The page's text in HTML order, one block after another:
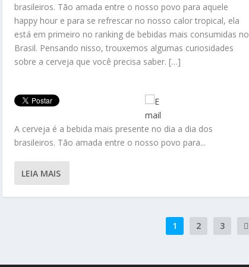
brasileiros. Tão amada entre o nosso povo para aquele
happy hour e para se refrescar no nosso calor tropical, ela
está em primeiro no ranking de bebidas mais consumidas no
Brasil. Pensando nisso, trouxemos algumas curiosidades
sobre a cerveja que você precisa saber. […]
A cerveja é a bebida mais presente no dia a dia dos
brasileiros. Tão amada entre o nosso povo para...
LEIA MAIS
1 2 3